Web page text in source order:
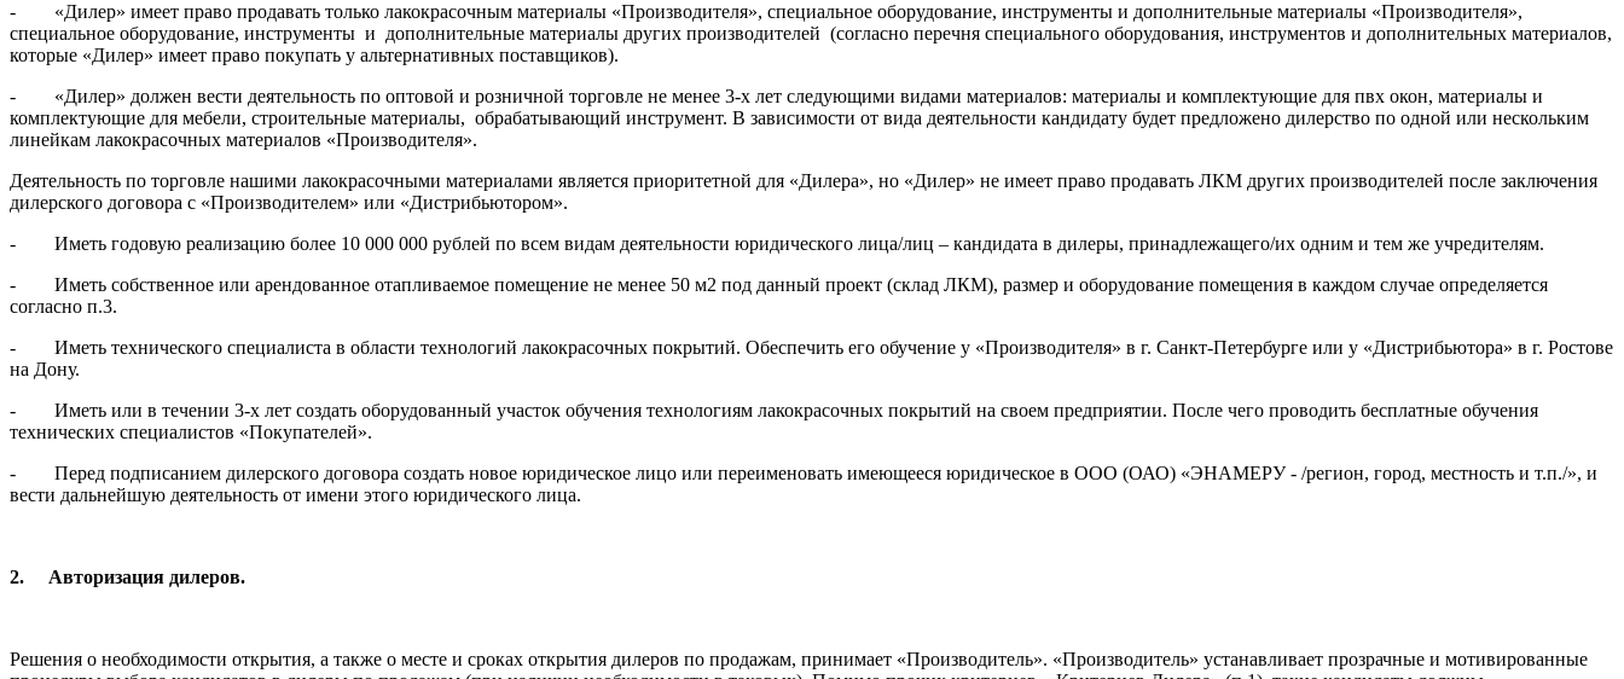
- «Дилер» имеет право продавать только лакокрасочным материалы «Производителя», специальное оборудование, инструменты и дополнительные материалы «Производителя»,
специальное оборудование, инструменты и дополнительные материалы других производителей (согласно перечня специального оборудования, инструментов и дополнительных материалов,
которые «Дилер» имеет право покупать у альтернативных поставщиков).
- «Дилер» должен вести деятельность по оптовой и розничной торговле не менее 3-х лет следующими видами материалов: материалы и комплектующие для пвх окон, материалы и
комплектующие для мебели, строительные материалы, обрабатывающий инструмент. В зависимости от вида деятельности кандидату будет предложено дилерство по одной или нескольким
линейкам лакокрасочных материалов «Производителя».
Деятельность по торговле нашими лакокрасочными материалами является приоритетной для «Дилера», но «Дилер» не имеет право продавать ЛКМ других производителей после заключения
дилерского договора с «Производителем» или «Дистрибьютором».
- Иметь годовую реализацию более 10 000 000 рублей по всем видам деятельности юридического лица/лиц – кандидата в дилеры, принадлежащего/их одним и тем же учредителям.
- Иметь собственное или арендованное отапливаемое помещение не менее 50 м2 под данный проект (склад ЛКМ), размер и оборудование помещения в каждом случае определяется
согласно п.3.
- Иметь технического специалиста в области технологий лакокрасочных покрытий. Обеспечить его обучение у «Производителя» в г. Санкт-Петербурге или у «Дистрибьютора» в г. Ростове
на Дону.
- Иметь или в течении 3-х лет создать оборудованный участок обучения технологиям лакокрасочных покрытий на своем предприятии. После чего проводить бесплатные обучения
технических специалистов «Покупателей».
- Перед подписанием дилерского договора создать новое юридическое лицо или переименовать имеющееся юридическое в ООО (ОАО) «ЭНАМЕРУ - /регион, город, местность и т.п./», и
вести дальнейшую деятельность от имени этого юридического лица.
2. Авторизация дилеров.
Решения о необходимости открытия, а также о месте и сроках открытия дилеров по продажам, принимает «Производитель». «Производитель» устанавливает прозрачные и мотивированные